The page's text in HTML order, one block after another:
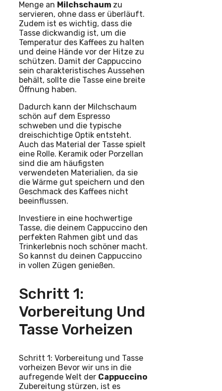
Menge an Milchschaum zu
servieren, ohne dass er überläuft.
Zudem ist es wichtig, dass die
Tasse dickwandig ist, um die
Temperatur des Kaffees zu halten
und deine Hände vor der Hitze zu
schützen. Damit der Cappuccino
sein charakteristisches Aussehen
behält, sollte die Tasse eine breite
Öffnung haben.
Dadurch kann der Milchschaum
schön auf dem Espresso
schweben und die typische
dreischichtige Optik entsteht.
Auch das Material der Tasse spielt
eine Rolle. Keramik oder Porzellan
sind die am häufigsten
verwendeten Materialien, da sie
die Wärme gut speichern und den
Geschmack des Kaffees nicht
beeinflussen.
Investiere in eine hochwertige
Tasse, die deinem Cappuccino den
perfekten Rahmen gibt und das
Trinkerlebnis noch schöner macht.
So kannst du deinen Cappuccino
in vollen Zügen genießen.
Schritt 1:
Vorbereitung Und
Tasse Vorheizen
Schritt 1: Vorbereitung und Tasse
vorheizen Bevor wir uns in die
aufregende Welt der Cappuccino
Zubereitung stürzen, ist es